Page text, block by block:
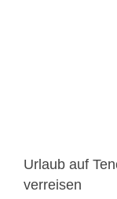
Urlaub auf
verreisen